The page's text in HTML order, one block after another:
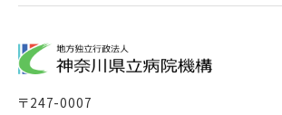
〒247-0007